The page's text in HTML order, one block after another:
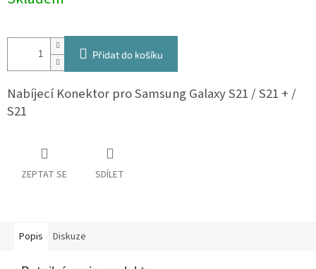
Přidat do košíku
Nabíjecí Konektor pro Samsung Galaxy S21 / S21 + /
S21
ZEPTAT SE SDÍLET
Popis Diskuze